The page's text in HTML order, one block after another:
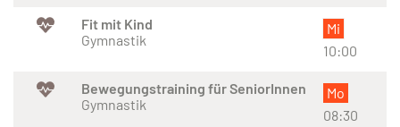
Fit mit Kind
Gymnastik
Mi
10:00
Bewegungstraining für SeniorInnen
Gymnastik
Mo
08:30